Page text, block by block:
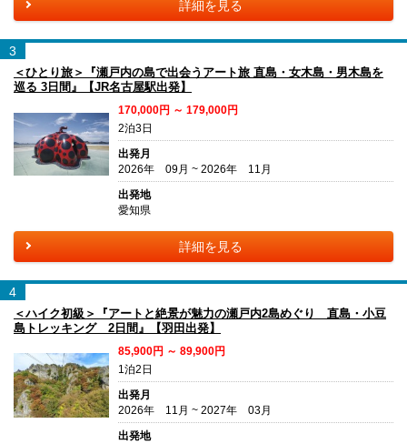
詳細を見る
3
＜ひとり旅＞『瀬戸内の島で出会うアート旅 直島・女木島・男木島を
巡る 3日間』【JR名古屋駅出発】
170,000円 ～ 179,000円
2泊3日
出発月
2026年 09月 ~ 2026年 11月
出発地
愛知県
詳細を見る
4
＜ハイク初級＞『アートと絶景が魅力の瀬戸内2島めぐり 直島・小豆
島トレッキング 2日間』【羽田出発】
85,900円 ～ 89,900円
1泊2日
出発月
2026年 11月 ~ 2027年 03月
出発地